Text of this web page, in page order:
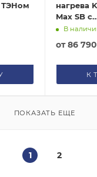
ТЭНом
нагрева
Max SB с
В
от86
К
ПОКАЗАТЬ ЕЩЕ
1 2